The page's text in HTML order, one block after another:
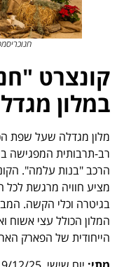
קונצרט
במלון
מלון מגדלה שעל שפת
רב-תרבותית המפגישה
הרכב "בנות עלמה".
מציע חוויה מרגשת לכל
בגיטרה וכלי הקשה.
המלון הכולל עצי אשוח
הייחודית של הפארק